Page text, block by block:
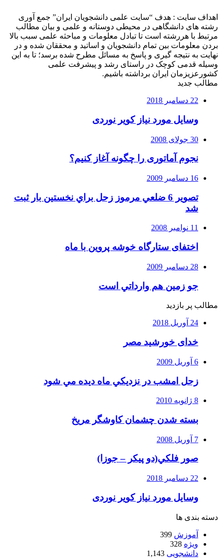
اهداف سایت : هدف “سایت علمی دانشجویان ایران” جمع آوری
رشته های دانشگاهی در محیطی دوستانه و علمی و بیان مطالب
مرتبط با هررشته است تا تبادل معلومات و مباحثه علمی سبب بالا
بردن معلومات بین تمام دانشجویان و اساتید و محققان شده و در
نهایت به نتیجه گیری و پاسخ به مسائل مطرح شده برسد؛ تا به این
وسیله قدمی کوچک در راستای رشد و پیشرفت علمی
کشورعزیزمان ایران برداشته باشیم.
مطالب جدید
22 دسامبر 2018
وسایل مورد نیاز کویر نوردی
30 جولای 2008
نجوم آماتوری را چگونه آغاز کنیم؟
16 دسامبر 2009
تصوير 6 ضلعي مرموز زحل براي نخستين بار ثبت
شد
11 نوامبر 2008
اختفای ستارگاه خوشه پروین با ماه
28 دسامبر 2009
جو زمين هم وارداتي است
مطالب پر بازدید
24 آوریل 2018
خدای خورشید مصر
6 آوریل 2009
زحل امشب در نزديكي ماه ديده مي شود
8 ژانویه 2010
بسته شدن چشمان کاوشگر مريخ
7 آوریل 2008
صور فلكي(دو پیکر – جوزا)
22 دسامبر 2018
وسایل مورد نیاز کویر نوردی
دسته بندی ها
آموزش 399
ویژه 328
دانشجویی 1,143